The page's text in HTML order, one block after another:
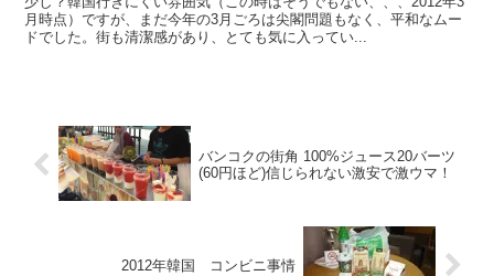
月時点）ですが、まだ今年の3月ごろは尖閣問題もなく、平和なムー
ドでした。街も清潔感があり、とても気に入ってい...
バンコクの街角 100%ジュース20バーツ
(60円ほど)信じられない激安で激ウマ！
2012年韓国 コンビニ事情